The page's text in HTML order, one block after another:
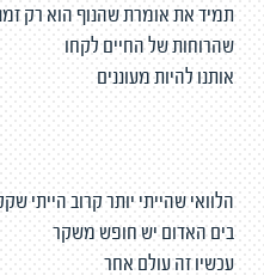
תמיד את אומרת שהנוף הוא רק
שהרוחות של החיים לקחו
אותנו להיות מעוננים
הלוואי שהייתי יותר קרוב הייתי
בים האדום יש חופש משקר
עכשיו זה עולם אחר